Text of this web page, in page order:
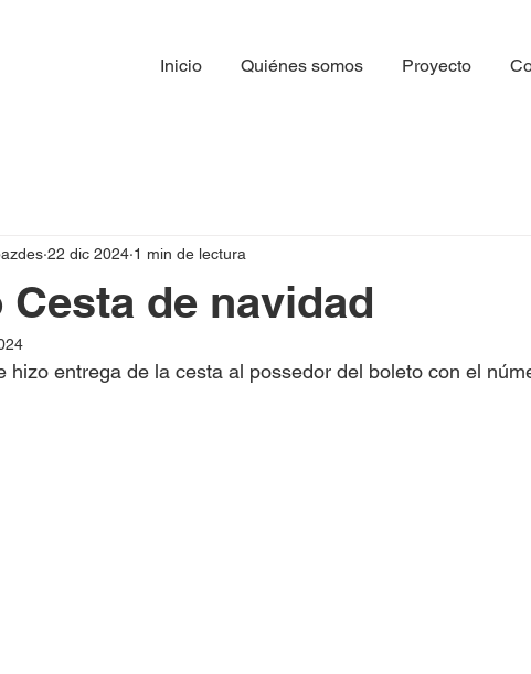
Inicio Quiénes somos Proyecto
Cesta de navidad
22 dic 2024 1 min de lectura
hizo entrega de la cesta al possedor del boleto con el